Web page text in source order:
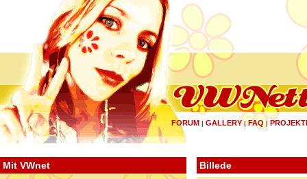
FORUM | GALLERY|FAQ |
Mit VWnet Billede